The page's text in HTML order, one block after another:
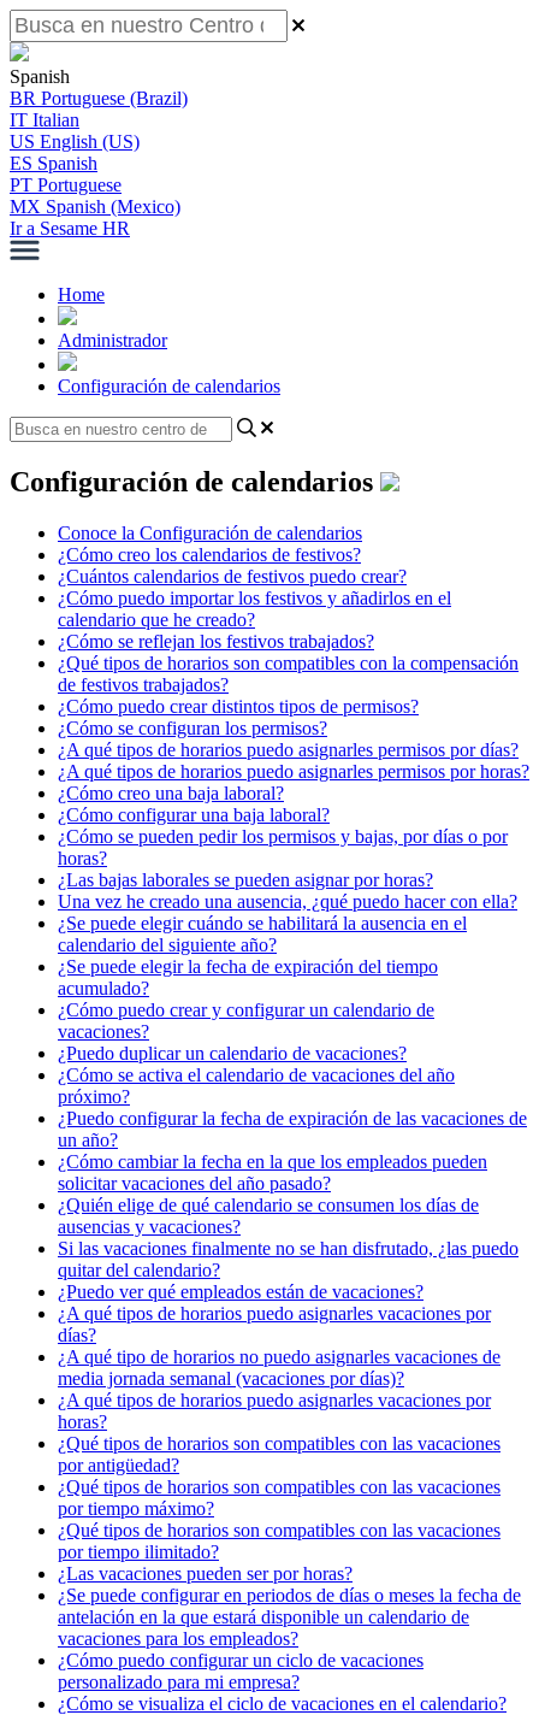
Spanish
BR Portuguese (Brazil)
IT Italian
US English (US)
ES Spanish
PT Portuguese
MX Spanish (Mexico)
Ir a Sesame HR
Home
Administrador
Configuración de calendarios
Configuración de calendarios
Conoce la Configuración de calendarios
¿Cómo creo los calendarios de festivos?
¿Cuántos calendarios de festivos puedo crear?
¿Cómo puedo importar los festivos y añadirlos en el
calendario que he creado?
¿Cómo se reflejan los festivos trabajados?
¿Qué tipos de horarios son compatibles con la compensación
de festivos trabajados?
¿Cómo puedo crear distintos tipos de permisos?
¿Cómo se configuran los permisos?
¿A qué tipos de horarios puedo asignarles permisos por días?
¿A qué tipos de horarios puedo asignarles permisos por horas?
¿Cómo creo una baja laboral?
¿Cómo configurar una baja laboral?
¿Cómo se pueden pedir los permisos y bajas, por días o por
horas?
¿Las bajas laborales se pueden asignar por horas?
Una vez he creado una ausencia, ¿qué puedo hacer con ella?
¿Se puede elegir cuándo se habilitará la ausencia en el
calendario del siguiente año?
¿Se puede elegir la fecha de expiración del tiempo
acumulado?
¿Cómo puedo crear y configurar un calendario de
vacaciones?
¿Puedo duplicar un calendario de vacaciones?
¿Cómo se activa el calendario de vacaciones del año
próximo?
¿Puedo configurar la fecha de expiración de las vacaciones de
un año?
¿Cómo cambiar la fecha en la que los empleados pueden
solicitar vacaciones del año pasado?
¿Quién elige de qué calendario se consumen los días de
ausencias y vacaciones?
Si las vacaciones finalmente no se han disfrutado, ¿las puedo
quitar del calendario?
¿Puedo ver qué empleados están de vacaciones?
¿A qué tipos de horarios puedo asignarles vacaciones por
días?
¿A qué tipo de horarios no puedo asignarles vacaciones de
media jornada semanal (vacaciones por días)?
¿A qué tipos de horarios puedo asignarles vacaciones por
horas?
¿Qué tipos de horarios son compatibles con las vacaciones
por antigüedad?
¿Qué tipos de horarios son compatibles con las vacaciones
por tiempo máximo?
¿Qué tipos de horarios son compatibles con las vacaciones
por tiempo ilimitado?
¿Las vacaciones pueden ser por horas?
¿Se puede configurar en periodos de días o meses la fecha de
antelación en la que estará disponible un calendario de
vacaciones para los empleados?
¿Cómo puedo configurar un ciclo de vacaciones
personalizado para mi empresa?
¿Cómo se visualiza el ciclo de vacaciones en el calendario?